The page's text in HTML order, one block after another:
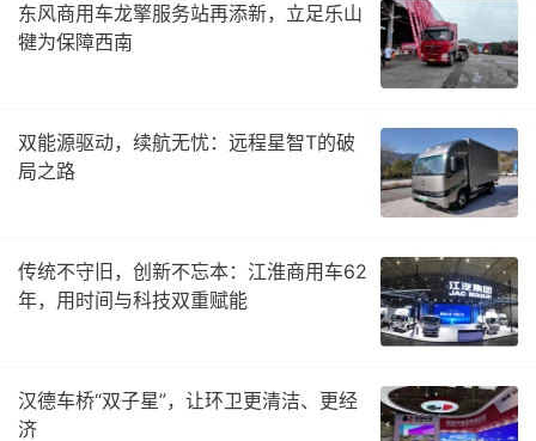
东风商用车龙擎服务站再添新，立足乐山
犍为保障西南
双能源驱动，续航无忧：远程星智T的破
局之路
传统不守旧，创新不忘本：江淮商用车62
年，用时间与科技双重赋能
汉德车桥“双子星”，让环卫更清洁、更经
济